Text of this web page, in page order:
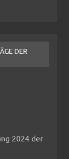
DER
2024 der